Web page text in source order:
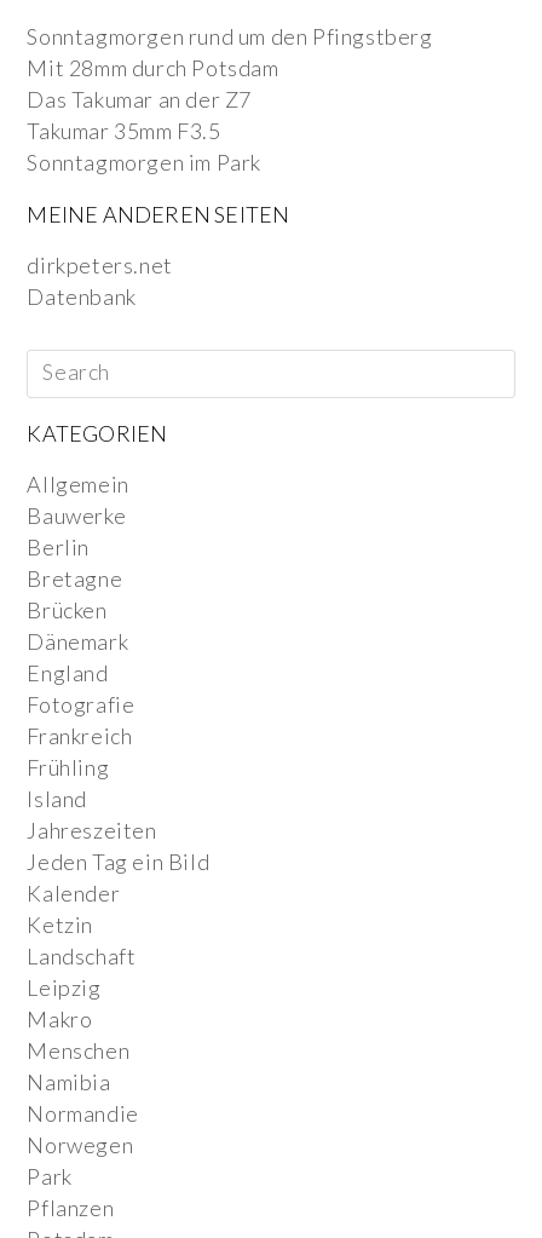
Sonntagmorgen rund um den Pfingstberg
Mit 28mm durch Potsdam
Das Takumar an der Z7
Takumar 35mm F3.5
Sonntagmorgen im Park
MEINE ANDEREN SEITEN
dirkpeters.net
Datenbank
KATEGORIEN
Allgemein
Bauwerke
Berlin
Bretagne
Brücken
Dänemark
England
Fotografie
Frankreich
Frühling
Island
Jahreszeiten
Jeden Tag ein Bild
Kalender
Ketzin
Landschaft
Leipzig
Makro
Menschen
Namibia
Normandie
Norwegen
Park
Pflanzen